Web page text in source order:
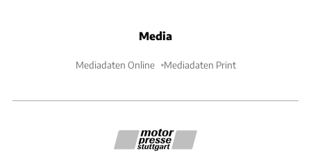
Media
Mediadaten Online Mediadaten Print